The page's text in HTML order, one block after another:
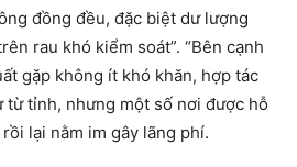
đồng đều, đặc biệt dư lượng
rau khó kiểm soát”. “Bên cạnh
gặp không ít khó khăn, hợp tác
từ tỉnh, nhưng một số nơi được hỗ
lại nằm im gây lãng phí.